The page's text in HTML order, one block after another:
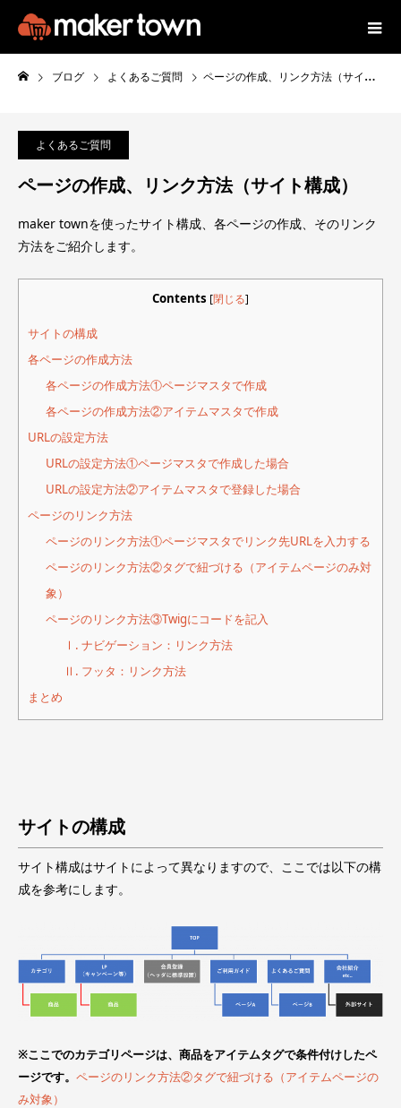
ブログ よくあるご質問 ページの作成、リンク方法（サイト構成）
よくあるご質問
ページの作成、リンク方法（サイト構成）
maker townを使ったサイト構成、各ページの作成、そのリンク
方法をご紹介します。
Contents [閉じる]
サイトの構成
各ページの作成方法
各ページの作成方法①ページマスタで作成
各ページの作成方法②アイテムマスタで作成
URLの設定方法
URLの設定方法①ページマスタで作成した場合
URLの設定方法②アイテムマスタで登録した場合
ページのリンク方法
ページのリンク方法①ページマスタでリンク先URLを入力する
ページのリンク方法②タグで紐づける（アイテムページのみ対
象）
ページのリンク方法③Twigにコードを記入
Ⅰ. ナビゲーション：リンク方法
Ⅱ. フッタ：リンク方法
まとめ
サイトの構成
サイト構成はサイトによって異なりますので、ここでは以下の構
成を参考にします。
※ここでのカテゴリページは、商品をアイテムタグで条件付けしたペ
ージです。 ページのリンク方法②タグで紐づける（アイテムページの
み対象）